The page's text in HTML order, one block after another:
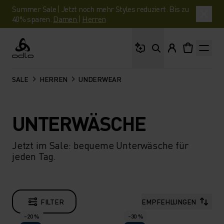
Summer Sale | Jetzt noch mehr Styles reduziert. Bis zu
40% sparen. Damen | Herren
Odlo
SALE HERREN UNDERWEAR
UNTERWÄSCHE
Jetzt im Sale: bequeme Unterwäsche für
jeden Tag.
FILTER EMPFEHLUNGEN
-20 %
-30 %